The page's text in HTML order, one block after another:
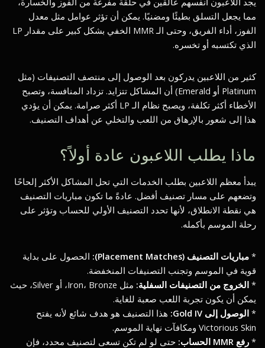
مما يجعل التسلق بطيئًا ومضنيًا. يمكن أن تؤثر عوامل مثل معدل
الفوز، أداء الفريق، وحتى الـ MMR الخفي بشكل كبير على مقدار LP
الذي تكتسبه أو تخسره.
كثير من اللاعبين يدركون بعد الوصول إلى منتصف التصنيفات (مثل
Platinum أو Emerald) أن المشاكل تتزايد. تزداد المنافسة، وتصبح
الأخطاء أكثر تكلفة، ويصبح نظام الـ LP أكثر صرامة. يمكن أن يؤدي
هذا إلى شعور بالإرهاق من اللعب والتخلي عن أهداف التصنيف.
ماذا يطلب اللاعبون عادة أولاً؟
يبدأ معظم اللاعبين بطلب الخدمات التي تحل المشاكل الأكثر إلحاحًا
وتضعهم على مسار تصنيف أفضل. عادةً ما تكون مباريات التصنيف
هي نقطة الانطلاق، لأنها تحدد التصنيف الأولي للحساب وتؤثر على
رحلة الموسم بأكمله.
* مباريات التصنيف (Placement Matches):
الحصول على بداية
قوية في الموسم وتجنب التصنيفات المنخفضة.
* الخروج من التصنيفات السفلية:
مثل Iron، Bronze، أو Silver، حيث
يمكن أن يكون تجربة اللعب صعبة للغاية.
* الوصول إلى Gold IV:
هذا التصنيف هو هدف شائع لأنه يفتح
Victorious Skin ومكافآت نهاية الموسم.
* رفع MMR الحساب:
حتى لو لم تكن تسعى لتصنيف محدد، فإن